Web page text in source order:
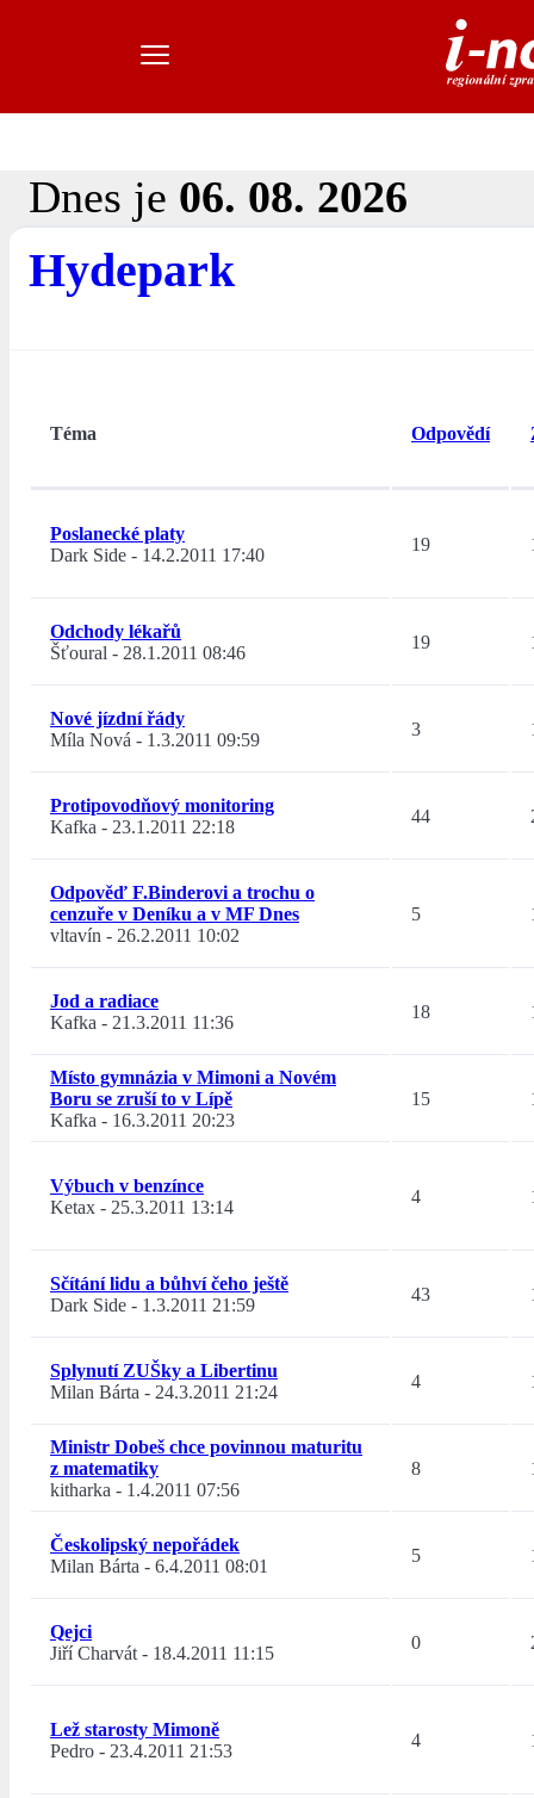
Dnes je 06. 08. 2026
Hydepark
Téma Odpovědí
Poslanecké platy
Dark Side - 14.2.2011 17:40
19
Odchody lékařů
Šťoural - 28.1.2011 08:46
19
Nové jízdní řády
Míla Nová - 1.3.2011 09:59
3
Protipovodňový monitoring
Kafka - 23.1.2011 22:18
44
Odpověď F.Binderovi a trochu o
cenzuře v Deníku a v MF Dnes
vltavín - 26.2.2011 10:02
5
Jod a radiace
Kafka - 21.3.2011 11:36
18
Místo gymnázia v Mimoni a Novém
Boru se zruší to v Lípě
Kafka - 16.3.2011 20:23
15
Výbuch v benzínce
Ketax - 25.3.2011 13:14
4
Sčítání lidu a bůhví čeho ještě
Dark Side - 1.3.2011 21:59
43
Splynutí ZUŠky a Libertinu
Milan Bárta - 24.3.2011 21:24
4
Ministr Dobeš chce povinnou maturitu
z matematiky
kitharka - 1.4.2011 07:56
8
Českolipský nepořádek
Milan Bárta - 6.4.2011 08:01
5
Qejci
Jiří Charvát- 18.4.2011 11:15
0
Lež starosty Mimoně
Pedro - 23.4.2011 21:53
4